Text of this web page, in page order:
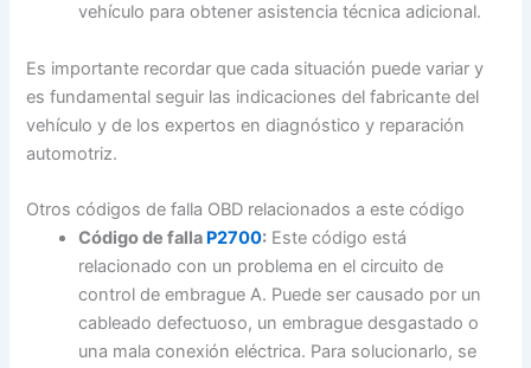
vehículo para obtener asistencia técnica adicional.
Es importante recordar que cada situación puede variar y
es fundamental seguir las indicaciones del fabricante del
vehículo y de los expertos en diagnóstico y reparación
automotriz.
Otros códigos de falla OBD relacionados a este código
Código de falla P2700: Este código está
relacionado con un problema en el circuito de
control de embrague A. Puede ser causado por un
cableado defectuoso, un embrague desgastado o
una mala conexión eléctrica. Para solucionarlo, se